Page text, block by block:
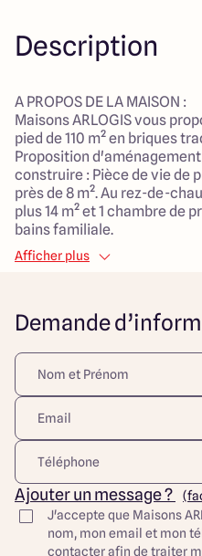
Description
A PROPOS DE LA MAISON :
Maisons ARLOGIS vous
pied de 110 m² en briques
Proposition
construire : Pièce de vie de
près de 8 m². Au rez-de-
plus 14 m² et 1 chambre de
bains familiale.
Projet modulable avec la
chambres et/ou 1 bureau.
proposons une maison
la construction sur-mesure !
A PROPOS DE HANTAY :
Hantay offre un cadre de
commune est située dans
crée une atmosphère
la tranquillité loin de
La proximité de la nature
Hantay. La commune est
attrayants, notamment des
des sentiers de randonnée.
Afficher plus
Demande
Ajouter un message ?
J'accepte que Maisons
nom, mon email et mon
contacter afin de traiter